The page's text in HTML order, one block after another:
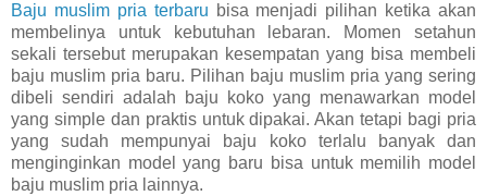
Baju muslim pria terbaru bisa menjadi pilihan ketika akan
membelinya untuk kebutuhan lebaran. Momen setahun
sekali tersebut merupakan kesempatan yang bisa membeli
baju muslim pria baru. Pilihan baju muslim pria yang sering
dibeli sendiri adalah baju koko yang menawarkan model
yang simple dan praktis untuk dipakai. Akan tetapi bagi pria
yang sudah mempunyai baju koko terlalu banyak dan
menginginkan model yang baru bisa untuk memilih model
baju muslim pria lainnya.